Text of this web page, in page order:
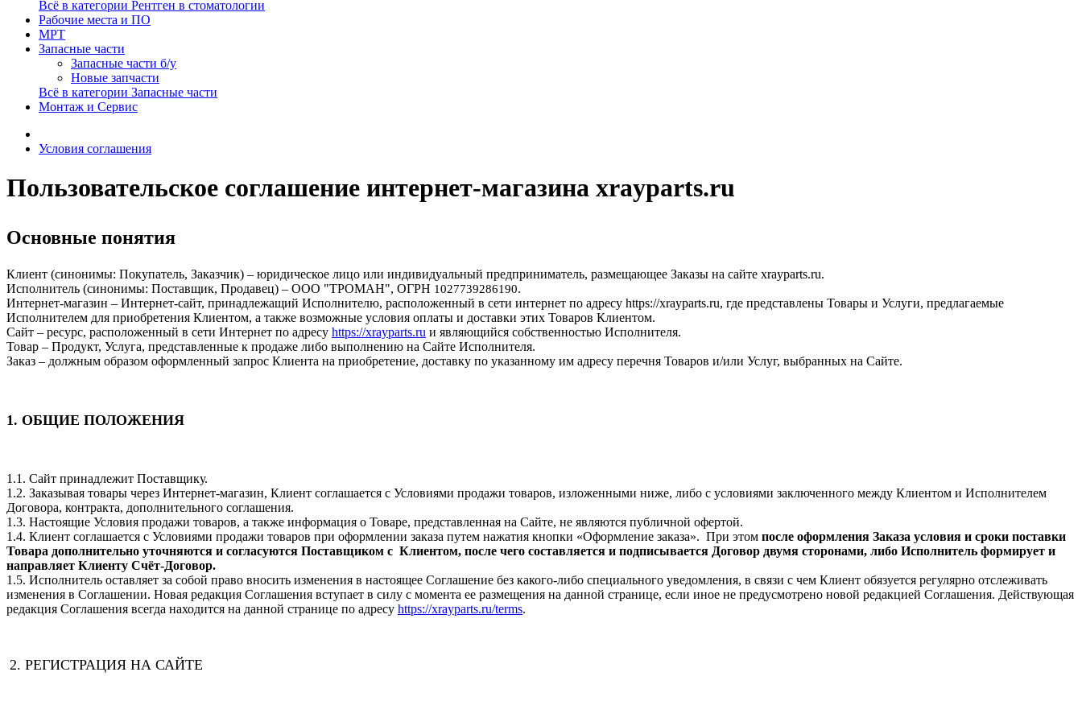
Всё в категории Рентген в стоматологии
Рабочие места и ПО
МРТ
Запасные части
Запасные части б/у
Новые запчасти
Всё в категории Запасные части
Монтаж и Сервис
Условия соглашения
Пользовательское соглашение интернет-магазина xrayparts.ru
Основные понятия
Клиент (синонимы: Покупатель, Заказчик) – юридическое лицо или индивидуальный предприниматель, размещающее Заказы на сайте xrayparts.ru.
Исполнитель (синонимы: Поставщик, Продавец) – ООО "ТРОМАН", ОГРН 1027739286190.
Интернет-магазин – Интернет-сайт, принадлежащий Исполнителю, расположенный в сети интернет по адресу https://xrayparts.ru, где представлены Товары и Услуги, предлагаемые
Исполнителем для приобретения Клиентом, а также возможные условия оплаты и доставки этих Товаров Клиентом.
Сайт – ресурс, расположенный в сети Интернет по адресу https://xrayparts.ru и являющийся собственностью Исполнителя.
Товар – Продукт, Услуга, представленные к продаже либо выполнению на Сайте Исполнителя.
Заказ – должным образом оформленный запрос Клиента на приобретение, доставку по указанному им адресу перечня Товаров и/или Услуг, выбранных на Сайте.
1. ОБЩИЕ ПОЛОЖЕНИЯ
1.1. Сайт принадлежит Поставщику.
1.2. Заказывая товары через Интернет-магазин, Клиент соглашается с Условиями продажи товаров, изложенными ниже, либо с условиями заключенного между Клиентом и Исполнителем
Договора, контракта, дополнительного соглашения.
1.3. Настоящие Условия продажи товаров, а также информация о Товаре, представленная на Сайте, не являются публичной офертой.
1.4. Клиент соглашается с Условиями продажи товаров при оформлении заказа путем нажатия кнопки «Оформление заказа». При этом после оформления Заказа условия и сроки поставки
Товара дополнительно уточняются и согласуются Поставщиком с Клиентом, после чего составляется и подписывается Договор двумя сторонами, либо Исполнитель формирует и
направляет Клиенту Счёт-Договор.
1.5. Исполнитель оставляет за собой право вносить изменения в настоящее Соглашение без какого-либо специального уведомления, в связи с чем Клиент обязуется регулярно отслеживать
изменения в Соглашении. Новая редакция Соглашения вступает в силу с момента ее размещения на данной странице, если иное не предусмотрено новой редакцией Соглашения. Действующая
редакция Соглашения всегда находится на данной странице по адресу https://xrayparts.ru/terms.
2. РЕГИСТРАЦИЯ НА САЙТЕ